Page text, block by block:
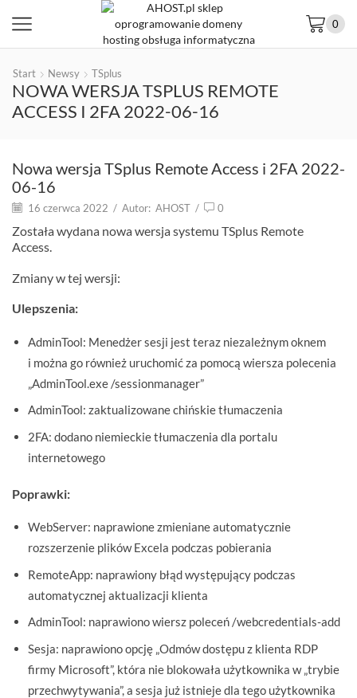
0
Start Newsy TSplus
NOWA WERSJA TSPLUS REMOTE
ACCESS I 2FA 2022-06-16
Nowa wersja TSplus Remote Access i 2FA 2022-
06-16
16 czerwca 2022 / Autor: AHOST / 0
Została wydana nowa wersja systemu TSplus Remote
Access.
Zmiany w tej wersji:
Ulepszenia:
AdminTool: Menedżer sesji jest teraz niezależnym oknem
i można go również uruchomić za pomocą wiersza polecenia
„AdminTool.exe /sessionmanager”
AdminTool: zaktualizowane chińskie tłumaczenia
2FA: dodano niemieckie tłumaczenia dla portalu
internetowego
Poprawki:
WebServer: naprawione zmieniane automatycznie
rozszerzenie plików Excela podczas pobierania
RemoteApp: naprawiony błąd występujący podczas
automatycznej aktualizacji klienta
AdminTool: naprawiono wiersz poleceń /webcredentials-add
Sesja: naprawiono opcję „Odmów dostępu z klienta RDP
firmy Microsoft”, która nie blokowała użytkownika w „trybie
przechwytywania”, a sesja już istnieje dla tego użytkownika